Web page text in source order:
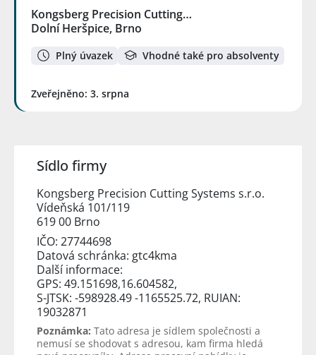
Kongsberg Precision Cutting…
Dolní Heršpice, Brno
Plný úvazek Vhodné také pro absolventy
Zveřejněno: 3. srpna
Sídlo firmy
Kongsberg Precision Cutting Systems s.r.o.
Vídeňská 101/119
619 00 Brno
IČO: 27744698
Datová schránka: gtc4kma
Další informace:
GPS: 49.151698,16.604582,
S-JTSK: -598928.49 -1165525.72, RUIAN:
19032871
Poznámka: Tato adresa je sídlem společnosti a
nemusí se shodovat s adresou, kam firma hledá